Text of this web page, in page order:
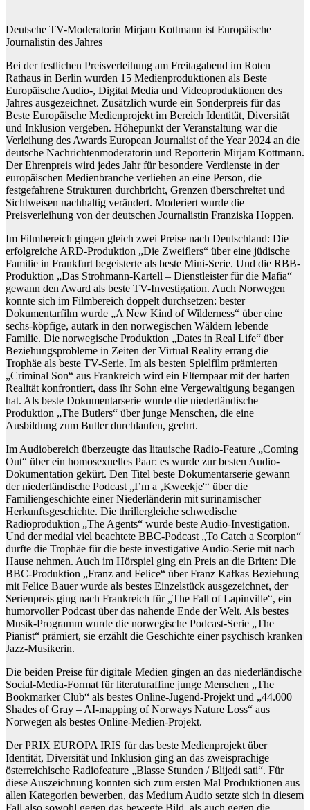
Deutsche TV-Moderatorin Mirjam Kottmann ist Europäische
Journalistin des Jahres
Bei der festlichen Preisverleihung am Freitagabend im Roten
Rathaus in Berlin wurden 15 Medienproduktionen als Beste
Europäische Audio-, Digital Media und Videoproduktionen des
Jahres ausgezeichnet. Zusätzlich wurde ein Sonderpreis für das
Beste Europäische Medienprojekt im Bereich Identität, Diversität
und Inklusion vergeben. Höhepunkt der Veranstaltung war die
Verleihung des Awards European Journalist of the Year 2024 an die
deutsche Nachrichtenmoderatorin und Reporterin Mirjam Kottmann.
Der Ehrenpreis wird jedes Jahr für besondere Verdienste in der
europäischen Medienbranche verliehen an eine Person, die
festgefahrene Strukturen durchbricht, Grenzen überschreitet und
Sichtweisen nachhaltig verändert. Moderiert wurde die
Preisverleihung von der deutschen Journalistin Franziska Hoppen.
Im Filmbereich gingen gleich zwei Preise nach Deutschland: Die
erfolgreiche ARD-Produktion „Die Zweiflers“ über eine jüdische
Familie in Frankfurt begeisterte als beste Mini-Serie. Und die RBB-
Produktion „Das Strohmann-Kartell – Dienstleister für die Mafia“
gewann den Award als beste TV-Investigation. Auch Norwegen
konnte sich im Filmbereich doppelt durchsetzen: bester
Dokumentarfilm wurde „A New Kind of Wilderness“ über eine
sechs-köpfige, autark in den norwegischen Wäldern lebende
Familie. Die norwegische Produktion „Dates in Real Life“ über
Beziehungsprobleme in Zeiten der Virtual Reality errang die
Trophäe als beste TV-Serie. Im als besten Spielfilm prämierten
„Criminal Son“ aus Frankreich wird ein Elternpaar mit der harten
Realität konfrontiert, dass ihr Sohn eine Vergewaltigung begangen
hat. Als beste Dokumentarserie wurde die niederländische
Produktion „The Butlers“ über junge Menschen, die eine
Ausbildung zum Butler durchlaufen, geehrt.
Im Audiobereich überzeugte das litauische Radio-Feature „Coming
Out“ über ein homosexuelles Paar: es wurde zur besten Audio-
Dokumentation gekürt. Den Titel beste Dokumentarserie gewann
der niederländische Podcast „I’m a ‚Kweekje'“ über die
Familiengeschichte einer Niederländerin mit surinamischer
Herkunftsgeschichte. Die thrillergleiche schwedische
Radioproduktion „The Agents“ wurde beste Audio-Investigation.
Und der medial viel beachtete BBC-Podcast „To Catch a Scorpion“
durfte die Trophäe für die beste investigative Audio-Serie mit nach
Hause nehmen. Auch im Hörspiel ging ein Preis an die Briten: Die
BBC-Produktion „Franz and Felice“ über Franz Kafkas Beziehung
mit Felice Bauer wurde als bestes Einzelstück ausgezeichnet, der
Serienpreis ging nach Frankreich für „The Fall of Lapinville“, ein
humorvoller Podcast über das nahende Ende der Welt. Als bestes
Musik-Programm wurde die norwegische Podcast-Serie „The
Pianist“ prämiert, sie erzählt die Geschichte einer psychisch kranken
Jazz-Musikerin.
Die beiden Preise für digitale Medien gingen an das niederländische
Social-Media-Format für literaturaffine junge Menschen „The
Bookmarker Club“ als bestes Online-Jugend-Projekt und „44.000
Shades of Gray – AI-mapping of Norways Nature Loss“ aus
Norwegen als bestes Online-Medien-Projekt.
Der PRIX EUROPA IRIS für das beste Medienprojekt über
Identität, Diversität und Inklusion ging an das zweisprachige
österreichische Radiofeature „Blasse Stunden / Blijedi sati“. Für
diese Auszeichnung konnten sich zum ersten Mal Produktionen aus
allen Kategorien bewerben, das Medium Audio setzte sich in diesem